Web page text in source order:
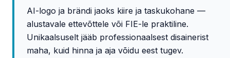
AI-logo ja brändi jaoks kiire ja taskukohane —
alustavale ettevõttele või FIE-le praktiline.
Unikaalsuselt jääb professionaalsest disainerist
maha, kuid hinna ja aja võidu eest tugev.